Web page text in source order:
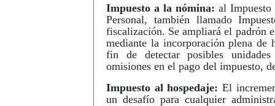
Impuesto a la nómina: al Impuesto
Personal, también llamado
fiscalización. Se ampliará el padrón
mediante la incorporación plena
fin de detectar posibles
omisiones en el pago del impuesto,
Impuesto al hospedaje: El
un desafío para cualquier